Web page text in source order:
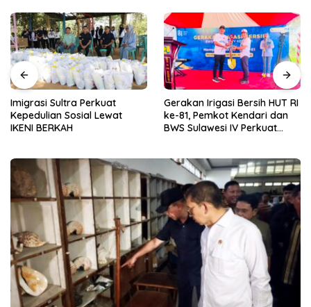
Imigrasi Sultra Perkuat
Kepedulian Sosial Lewat
IKENI BERKAH
Gerakan Irigasi Bersih HUT RI
ke-81, Pemkot Kendari dan
BWS Sulawesi IV Perkuat